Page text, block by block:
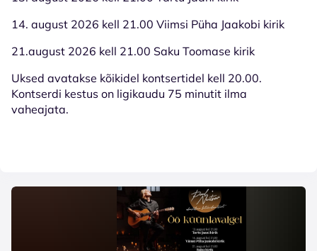
14. august 2026 kell 21.00 Viimsi Püha Jaakobi kirik
21.august 2026 kell 21.00 Saku Toomase kirik
Uksed avatakse kõikidel kontsertidel kell 20.00.
Kontserdi kestus on ligikaudu 75 minutit ilma
vaheajata.